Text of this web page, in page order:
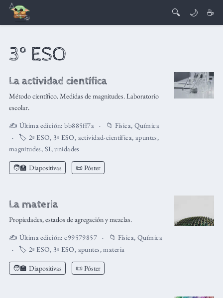
🔍 🌙 ☕
3º ESO
La actividad científica
Método científico. Medidas de magnitudes. Laboratorio
escolar.
✍️ Última edición:bb885ff7a 📁 Física,Química
🏷️ 2º ESO, 3º ESO, actividad-científica, apuntes,
magnitudes, SI,unidades
🧑‍🏫 Diapositivas 📜 Póster
La materia
Propiedades, estados de agregación y mezclas.
✍️ Última edición:c99579857 📁 Física,Química
🏷️ 2º ESO, 3º ESO, apuntes,materia
🧑‍🏫 Diapositivas 📜 Póster